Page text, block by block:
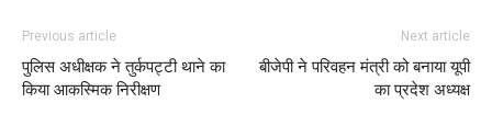
Previous article
पुलिस अधीक्षक ने तुर्कपट्टी थाने का
किया आकस्मिक निरीक्षण
Next article
बीजेपी ने परिवहन मंत्री को बनाया यूपी
का प्रदेश अध्यक्ष